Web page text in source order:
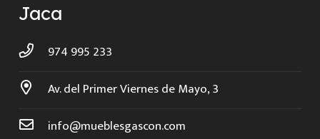
Jaca
974 995 233
Av. del Primer Viernes de Mayo, 3
info@mueblesgascon.com